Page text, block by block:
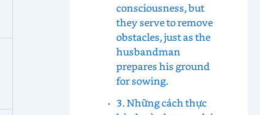
consciousness, but
they serve to remove
obstacles, just as the
husbandman
prepares his ground
for sowing.
3. Những cách thực